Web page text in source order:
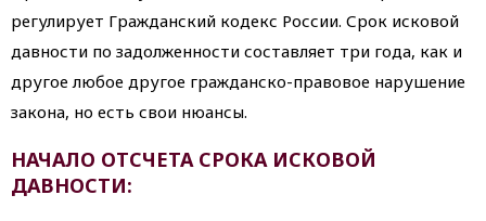
регулирует Гражданский кодекс России. Срок исковой
давности по задолженности составляет три года, как и
другое любое другое гражданско-правовое нарушение
закона, но есть свои нюансы.
НАЧАЛО ОТСЧЕТА СРОКА ИСКОВОЙ
ДАВНОСТИ: